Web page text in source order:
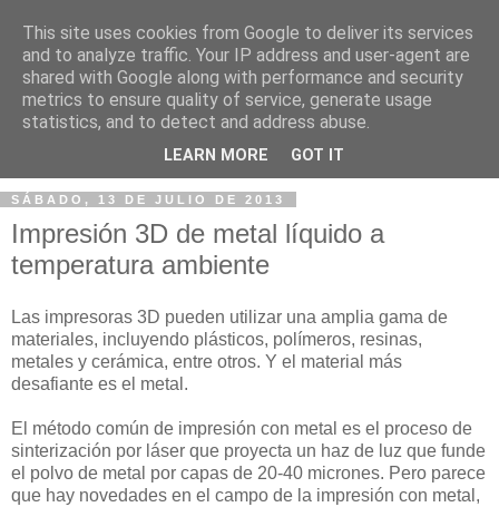
SÁBADO, 13 DE JULIO DE 2013
Impresión 3D de metal líquido a
temperatura ambiente
Las impresoras 3D pueden utilizar una amplia gama de
materiales, incluyendo plásticos, polímeros, resinas,
metales y cerámica, entre otros. Y el material más
desafiante es el metal.
El método común de impresión con metal es el proceso de
sinterización por láser que proyecta un haz de luz que funde
el polvo de metal por capas de 20-40 micrones. Pero parece
que hay novedades en el campo de la impresión con metal,
This site uses cookies from Google to deliver its services
and to analyze traffic. Your IP address and user-agent are
shared with Google along with performance and security
metrics to ensure quality of service, generate usage
statistics, and to detect and address abuse.
LEARN MORE GOT IT